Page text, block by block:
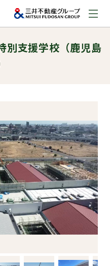
せ
ちら
への取り組み
別支援学校（鹿児島